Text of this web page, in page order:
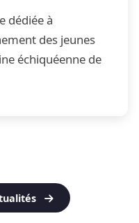
dédiée à
des jeunes
échiquéenne de